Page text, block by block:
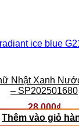
Nhật Xanh
– SP202501680
28.000₫
Thêm vào giỏ